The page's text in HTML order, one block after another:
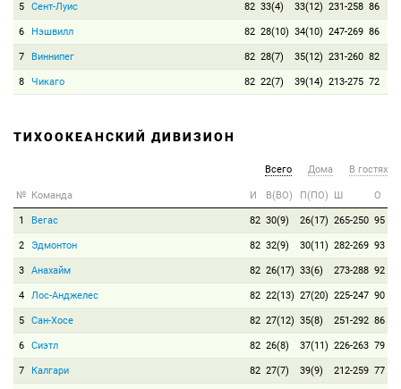
5 Сент-Луис 82 33(4) 33(12) 231-258 86
6 Нэшвилл 82 28(10) 34(10) 247-269 86
7 Виннипег 82 28(7) 35(12) 231-260 82
8 Чикаго 82 22(7) 39(14) 213-275 72
ТИХООКЕАНСКИЙ ДИВИЗИОН
Всего Дома В гостях
№ Команда И В(ВО) П(ПО) Ш О
1 Вегас 82 30(9) 26(17) 265-250 95
2 Эдмонтон 82 32(9) 30(11) 282-269 93
3 Анахайм 82 26(17) 33(6) 273-288 92
4 Лос-Анджелес 82 22(13) 27(20) 225-247 90
5 Сан-Хосе 82 27(12) 35(8) 251-292 86
6 Сиэтл 82 26(8) 37(11) 226-263 79
7 Калгари 82 27(7) 39(9) 212-259 77